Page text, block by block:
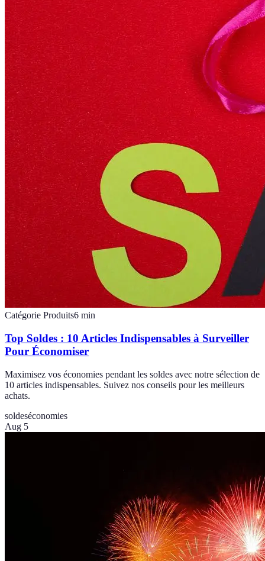
Catégorie Produits6 min
Top Soldes : 10 Articles Indispensables à Surveiller
Pour Économiser
Maximisez vos économies pendant les soldes avec notre sélection de
10 articles indispensables. Suivez nos conseils pour les meilleurs
achats.
soldeséconomies
Aug 5